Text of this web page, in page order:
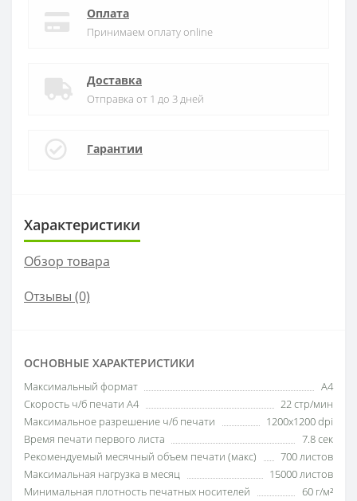
Оплата
Принимаем оплату online
Доставка
Отправка от 1 до 3 дней
Гарантии
Характеристики
Обзор товара
Отзывы (0)
ОСНОВНЫЕ ХАРАКТЕРИСТИКИ
Максимальный формат
A4
Скорость ч/б печати A4
22 стр/мин
Максимальное разрешение ч/б печати
1200x1200 dpi
Время печати первого листа
7.8 сек
Рекомендуемый месячный объем печати (макс)
700 листов
Максимальная нагрузка в месяц
15000 листов
Минимальная плотность печатных носителей
60 г/м²